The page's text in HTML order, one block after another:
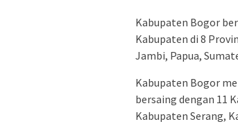
Kabupaten Bogor
Kabupaten di 8
Jambi, Papua,
Kabupaten Bogor
bersaing dengan 11
Kabupaten Serang,